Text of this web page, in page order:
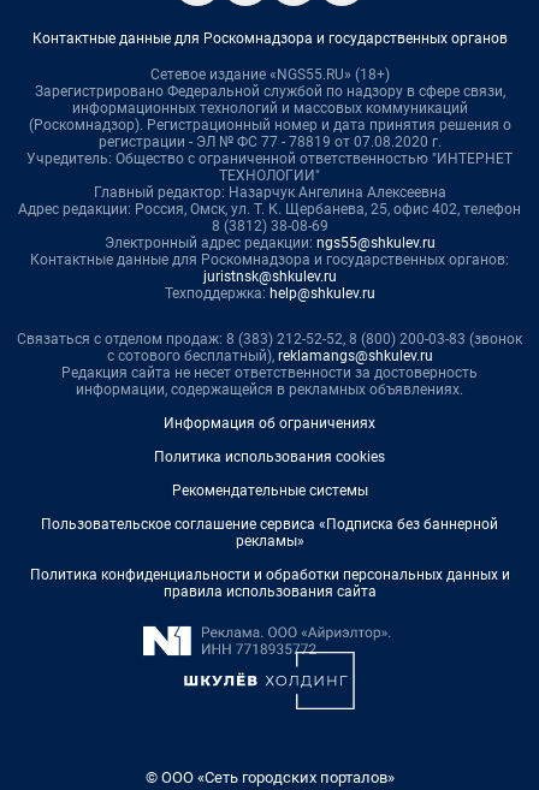
Контактные данные для Роскомнадзора и государственных органов
Сетевое издание «NGS55.RU» (18+)
Зарегистрировано Федеральной службой по надзору в сфере связи,
информационных технологий и массовых коммуникаций
(Роскомнадзор). Регистрационный номер и дата принятия решения о
регистрации - ЭЛ № ФС 77 - 78819 от 07.08.2020 г.
Учредитель: Общество с ограниченной ответственностью "ИНТЕРНЕТ
ТЕХНОЛОГИИ"
Главный редактор: Назарчук Ангелина Алексеевна
Адрес редакции: Россия, Омск, ул. Т. К. Щербанева, 25, офис 402, телефон
8 (3812) 38-08-69
Электронный адрес редакции: ngs55@shkulev.ru
Контактные данные для Роскомнадзора и государственных органов:
juristnsk@shkulev.ru
Техподдержка: help@shkulev.ru
Связаться с отделом продаж: 8 (383) 212-52-52, 8 (800) 200-03-83 (звонок
с сотового бесплатный), reklamangs@shkulev.ru
Редакция сайта не несет ответственности за достоверность
информации, содержащейся в рекламных объявлениях.
Информация об ограничениях
Политика использования cookies
Рекомендательные системы
Пользовательское соглашение сервиса «Подписка без баннерной
рекламы»
Политика конфиденциальности и обработки персональных данных и
правила использования сайта
© ООО «Сеть городских порталов»